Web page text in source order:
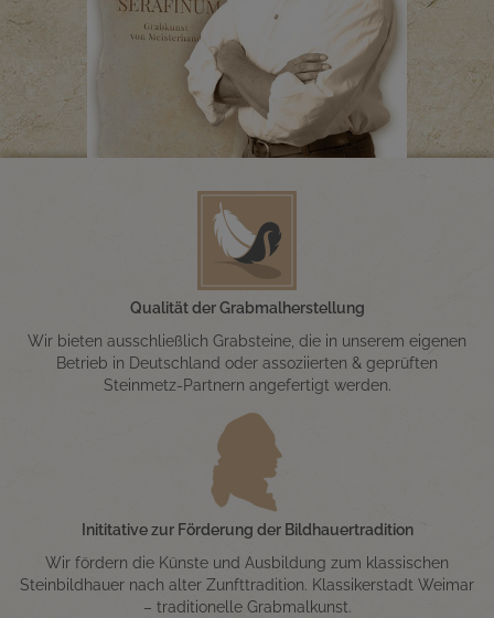
Qualität der Grabmalherstellung
Wir bieten ausschließlich Grabsteine, die in unserem eigenen
Betrieb in Deutschland oder assoziierten & geprüften
Steinmetz-Partnern angefertigt werden.
Inititative zur Förderung der Bildhauertradition
Wir fördern die Künste und Ausbildung zum klassischen
Steinbildhauer nach alter Zunfttradition. Klassikerstadt Weimar
– traditionelle Grabmalkunst.